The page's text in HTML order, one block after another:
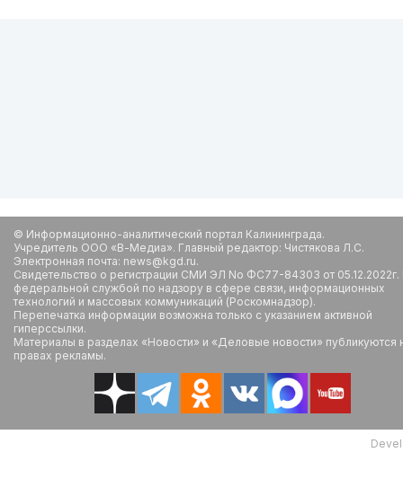
© Информационно-аналитический портал Калининграда.
Учредитель ООО «В-Медиа». Главный редактор: Чистякова Л.С.
Электронная почта: news@kgd.ru.
Свидетельство о регистрации СМИ ЭЛ No ФС77-84303 от
федеральной службой по надзору в сфере связи, информационных
технологий и массовых коммуникаций (Роскомнадзор).
Перепечатка информации возможна только с указанием активной
гиперссылки.
Материалы в разделах «Новости» и «Деловые новости» публикуются
правах рекламы.